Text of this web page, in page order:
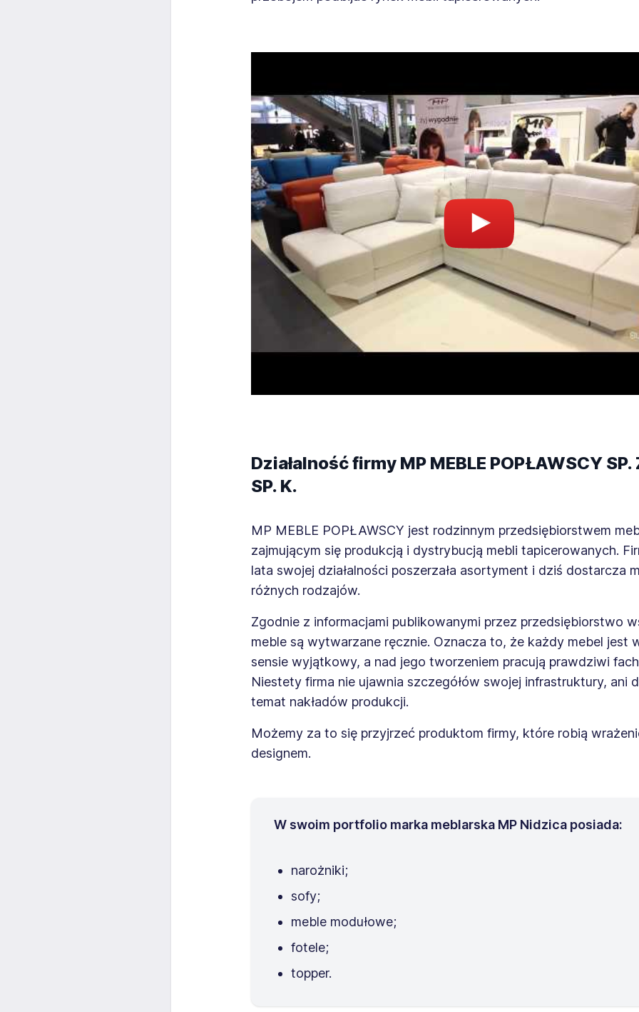
Działalność firmy MP MEBLE POPŁAWSCY SP.
SP. K.
MP MEBLE POPŁAWSCY jest rodzinnym przedsiębiorstwem
zajmującym się produkcją i dystrybucją mebli tapicerowanych.
lata swojej działalności poszerzała asortyment i dziś dostarcza
różnych rodzajów.
Zgodnie z informacjami publikowanymi przez przedsiębiorstwo
meble są wytwarzane ręcznie. Oznacza to, że każdy mebel jest
sensie wyjątkowy, a nad jego tworzeniem pracują prawdziwi
Niestety firma nie ujawnia szczegółów swojej infrastruktury, ani
temat nakładów produkcji.
Możemy za to się przyjrzeć produktom firmy, które robią
designem.
W swoim portfolio marka meblarska MP Nidzica posiada:
narożniki;
sofy;
meble modułowe;
fotele;
topper.